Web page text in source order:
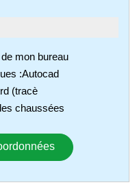
mon bureau
:Autocad
(tracè
chaussées